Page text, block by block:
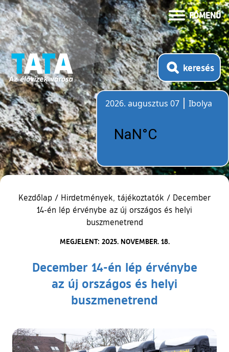
FŐMENÜ
keresés
2026. augusztus 07
Ibolya
Kezdőlap / Hirdetmények, tájékoztatók / December
14-én lép érvénybe az új országos és helyi
buszmenetrend
MEGJELENT: 2025. NOVEMBER. 18.
December 14-én lép érvénybe
az új országos és helyi
buszmenetrend